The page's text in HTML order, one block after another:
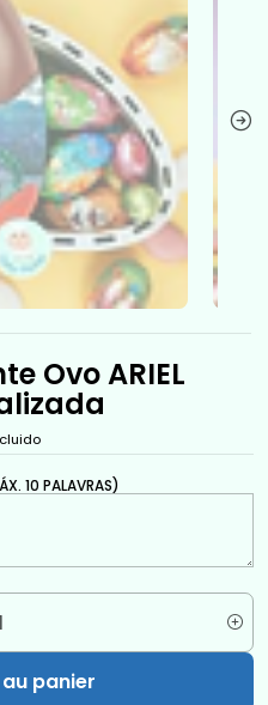
Ovo ARIEL
10 PALAVRAS)
panier